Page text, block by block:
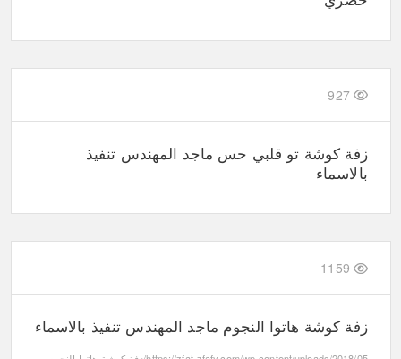
927
زفة كوشة تو قلبي حس ماجد المهندس تنفيذ
بالاسماء
1159
زفة كوشة هاتوا النجوم ماجد المهندس تنفيذ بالاسماء